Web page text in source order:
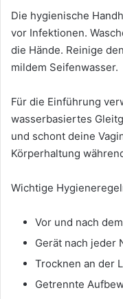
Die hygienische
vor Infektionen.
die Hände. Reinige
mildem Seifenwasser.
Für die Einführung
wasserbasiertes
und schont deine
Körperhaltung
Wichtige
Vor und nach
Gerät nach jeder
Trocknen an der
Getrennte